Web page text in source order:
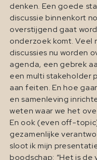
denken. Een goede
discussie binnenkort
overstijgend gaat
onderzoek komt. Veel
discussies nu worden
agenda, een gebrek
een multi stakeholder
aan feiten. En hoe
en samenleving
weten waar we het
En ook (even off-
gezamenlijke
sloot ik mijn
boodschap: “Het is